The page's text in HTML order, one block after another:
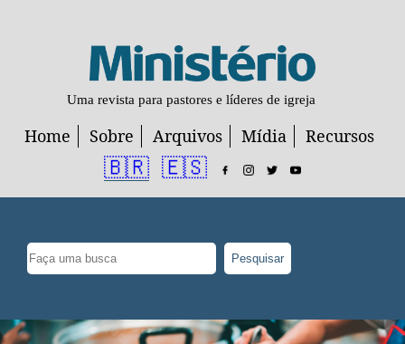
Uma revista para pastores e líderes de igreja
Home Sobre Arquivos Mídia Recursos
🇧🇷 🇪🇸
Pesquisar